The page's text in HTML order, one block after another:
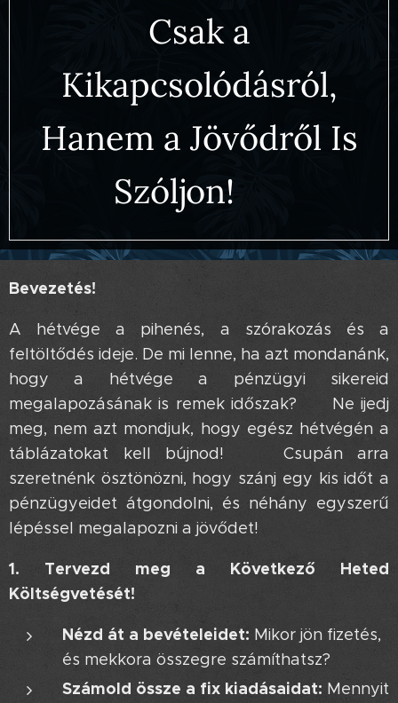
Csak a
Kikapcsolódásról,
Hanem a Jövődről Is
Szóljon! 😉
Bevezetés!
A hétvége a pihenés, a szórakozás és a
feltöltődés ideje. De mi lenne, ha azt mondanánk,
hogy a hétvége a pénzügyi sikereid
megalapozásának is remek időszak? 🤔 Ne ijedj
meg, nem azt mondjuk, hogy egész hétvégén a
táblázatokat kell bújnod! 😉 Csupán arra
szeretnénk ösztönözni, hogy szánj egy kis időt a
pénzügyeidet átgondolni, és néhány egyszerű
lépéssel megalapozni a jövődet!
1. Tervezd meg a Következő Heted
Költségvetését!
Nézd át a bevételeidet: Mikor jön fizetés,
és mekkora összegre számíthatsz?
Számold össze a fix kiadásaidat: Mennyit